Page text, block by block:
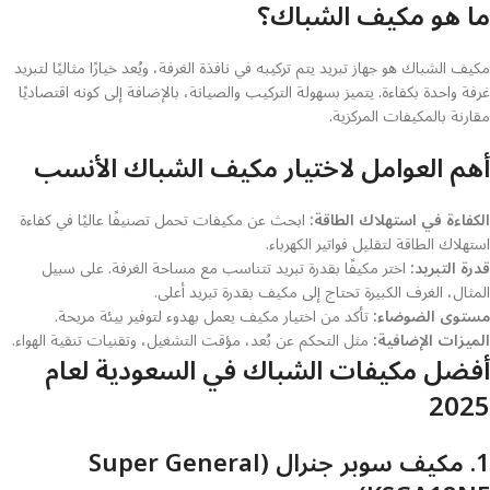
ما هو مكيف الشباك؟
مكيف الشباك هو جهاز تبريد يتم تركيبه في نافذة الغرفة، ويُعد خيارًا مثاليًا لتبريد
غرفة واحدة بكفاءة. يتميز بسهولة التركيب والصيانة، بالإضافة إلى كونه اقتصاديًا
مقارنة بالمكيفات المركزية.
أهم العوامل لاختيار مكيف الشباك الأنسب
الكفاءة في استهلاك الطاقة: ابحث عن مكيفات تحمل تصنيفًا عاليًا في كفاءة
استهلاك الطاقة لتقليل فواتير الكهرباء.
قدرة التبريد: اختر مكيفًا بقدرة تبريد تتناسب مع مساحة الغرفة. على سبيل
المثال، الغرف الكبيرة تحتاج إلى مكيف بقدرة تبريد أعلى.
مستوى الضوضاء:تأكد من اختيار مكيف يعمل بهدوء لتوفير بيئة مريحة.
الميزات الإضافية: مثل التحكم عن بُعد، مؤقت التشغيل، وتقنيات تنقية الهواء.
أفضل مكيفات الشباك في السعودية لعام
2025
1. مكيف سوبر جنرال (Super General